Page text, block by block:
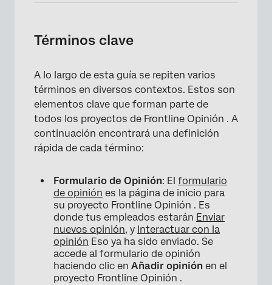
Términos clave
A lo largo de esta guía se repiten varios
términos en diversos contextos. Estos son
elementos clave que forman parte de
todos los proyectos de Frontline Opinión . A
continuación encontrará una definición
rápida de cada término:
Formulario de Opinión: El formulario
de opinión es la página de inicio para
su proyecto Frontline Opinión . Es
donde tus empleados estarán Enviar
nuevos opinión, y Interactuar con la
opinión Eso ya ha sido enviado. Se
accede al formulario de opinión
haciendo clic en Añadir opinión en el
proyecto Frontline Opinión .